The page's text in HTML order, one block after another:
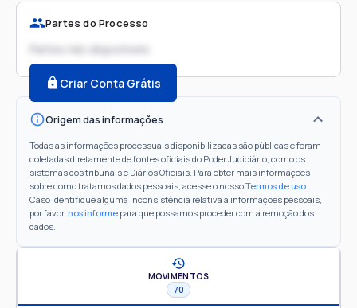
Partes do Processo
Partes não disponíveis
Criar Conta Grátis
Origem das informações
Todas as informações processuais disponibilizadas são públicas e foram
coletadas diretamente de fontes oficiais do Poder Judiciário, como os
sistemas dos tribunais e Diários Oficiais. Para obter mais informações
sobre como tratamos dados pessoais, acesse o nossoTermos de uso.
Caso identifique alguma inconsistência relativa a informações pessoais,
por favor, nos informe para que possamos proceder com a remoção dos
dados.
MOVIMENTOS
70